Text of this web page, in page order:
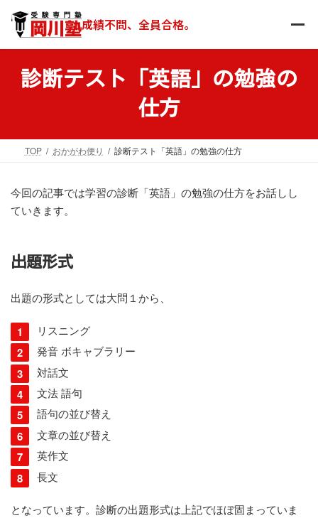
ン
ー
成績不問、全員合格。
診断テスト「英語」の勉強の
仕方
TOP おかがわ便り 診断テスト「英語」の勉強の仕方
今回の記事では学習の診断「英語」の勉強の仕方をお話しし
ていきます。
出題形式
出題の形式としては大問１から、
リスニング
発音 ボキャブラリー
対話文
文法 語句
語句の並び替え
文章の並び替え
英作文
長文
となっています。診断の出題形式は上記でほぼ固まっていま